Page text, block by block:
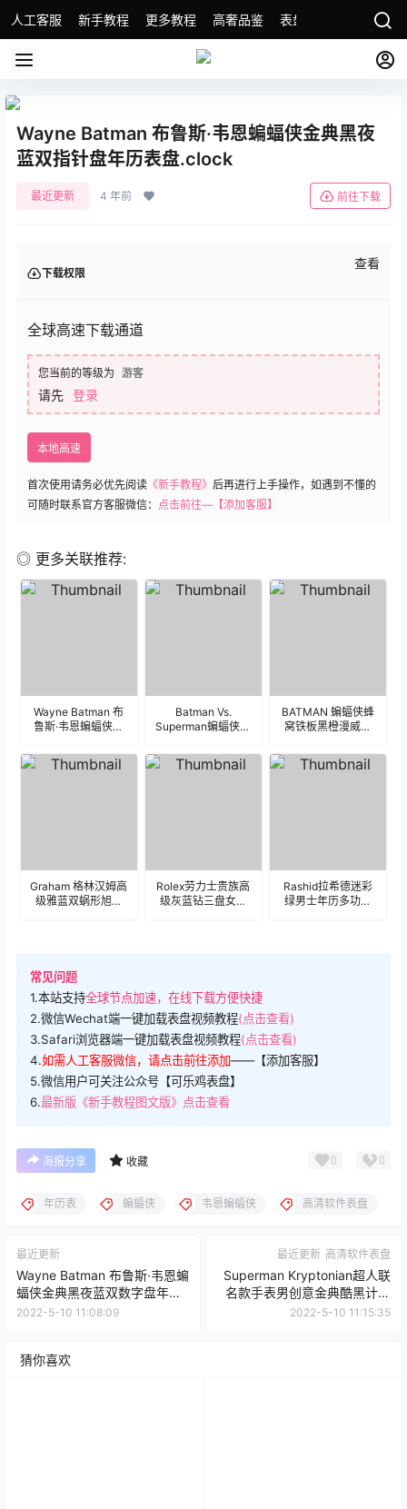
人工客服 新手教程 更多教程 高奢品鉴 表盘精选 名表故事
Wayne Batman 布鲁斯·韦恩蝙蝠侠金典黑夜
蓝双指针盘年历表盘.clock
最近更新 4 年前 前往下载
下载权限
查看
全球高速下载通道
您当前的等级为 游客
请先 登录
本地高速
首次使用请务必优先阅读 《新手教程》 后再进行上手操作，如遇到不懂的
可随时联系官方客服微信： 点击前往—【添加客服】
◎ 更多关联推荐:
Wayne Batman 布
鲁斯·韦恩蝙蝠侠金
年历表盘.clock
Batman Vs.
Superman蝙蝠侠大
蓝数字表盘.clock
BATMAN 蝙蝠侠蜂
窝铁板黑橙漫威表
Graham 格林汉姆高
级雅蓝双蜗形旭日
Rolex劳力士贵族高
级灰蓝钻三盘女士
Rashid拉希德迷彩
绿男士年历多功能
常见问题
1.本站支持全球节点加速，在线下载方便快捷
2.微信Wechat端一键加载表盘视频教程(点击查看)
3.Safari浏览器端一键加载表盘视频教程(点击查看)
4.如需人工客服微信，请点击前往添加——【添加客服】
5.微信用户可关注公众号【可乐鸡表盘】
6.最新版《新手教程图文版》点击查看
海报分享 收藏 0 0
年历表 蝙蝠侠 韦恩蝙蝠侠 高清软件表盘
最近更新
Wayne Batman 布鲁斯·韦恩蝙
蝠侠金典黑夜蓝双数字盘年历
表盘.clock
2022-5-10 11:08:09
最近更新 高清软件表盘
Superman Kryptonian超人联
名款手表男创意金典酷黑计时
码表盘.clock
2022-5-10 11:15:35
猜你喜欢